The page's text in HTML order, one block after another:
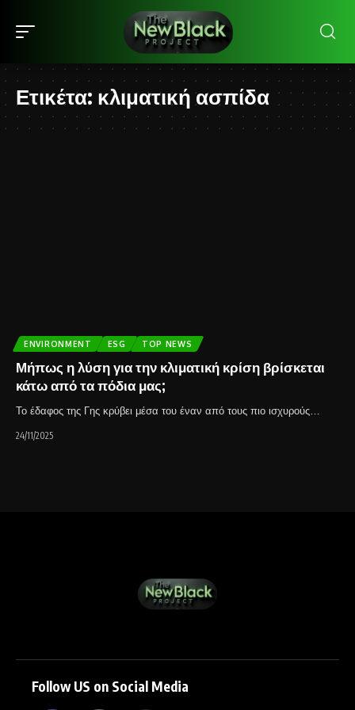
Ετικέτα: κλιματική ασπίδα
ENVIRONMENT ESG TOP NEWS
Μήπως η λύση για την κλιματική κρίση βρίσκεται
κάτω από τα πόδια μας;
Το έδαφος της Γης κρύβει μέσα του έναν από τους πιο ισχυρούς…
24/11/2025
Follow US on Social Media